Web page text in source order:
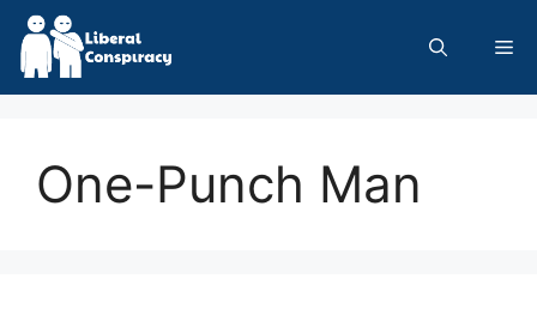
Skip
content
One-Punch Man